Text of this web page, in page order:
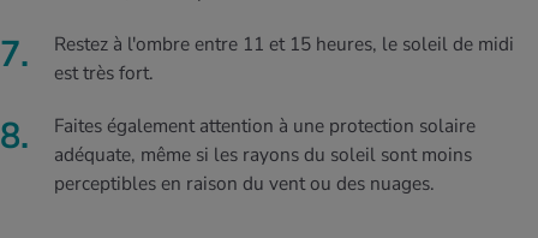
Restez à l'ombre entre 11 et 15 heures, le soleil de midi
est très fort.
Faites également attention à une protection solaire
adéquate, même si les rayons du soleil sont moins
perceptibles en raison du vent ou des nuages.